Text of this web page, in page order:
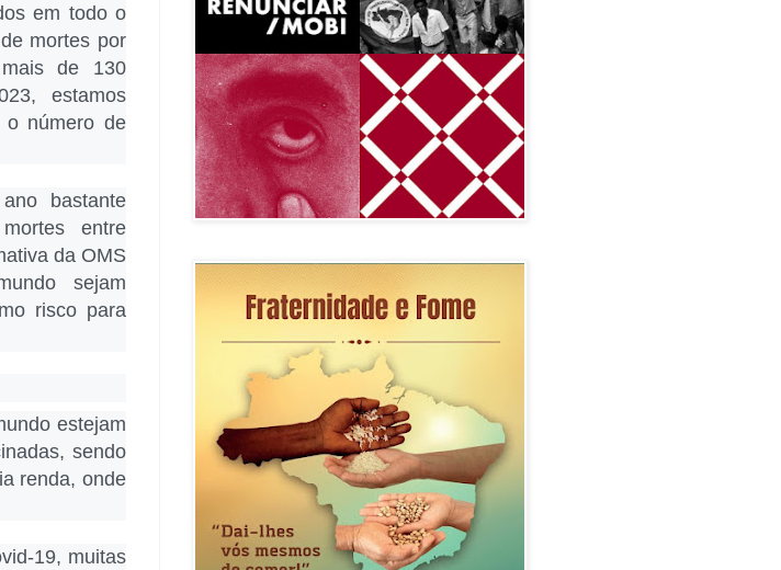
em todo o
mortes por
de 130
estamos
o número de
bastante
entre
da OMS
sejam
risco para
estejam
sendo
renda, onde
19, muitas